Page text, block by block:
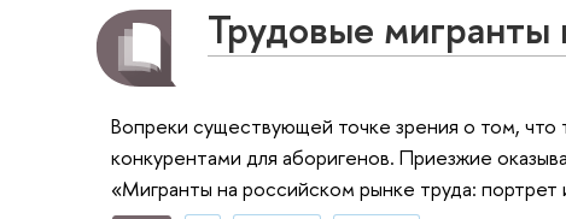
Трудовые мигранты
Вопреки существующей точке зрения о том, что
конкурентами для аборигенов. Приезжие
«Мигранты на российском рынке труда: портрет